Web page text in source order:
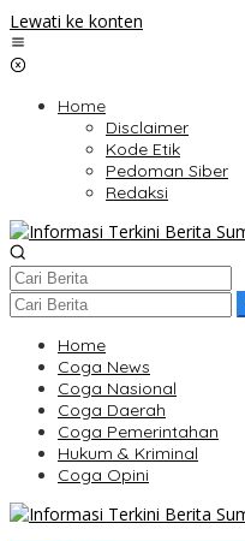
Lewati ke konten
Home
Disclaimer
Kode Etik
Pedoman Siber
Redaksi
Home
Coga News
Coga Nasional
Coga Daerah
Coga Pemerintahan
Hukum & Kriminal
Coga Opini